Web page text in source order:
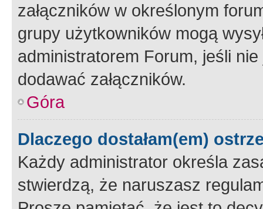
załączników w określonym
grupy użytkowników mogą
administratorem Forum, jeśli
dodawać załączników.
Góra
Dlaczego dostałam(em)
Każdy administrator określa
stwierdzą, że naruszasz